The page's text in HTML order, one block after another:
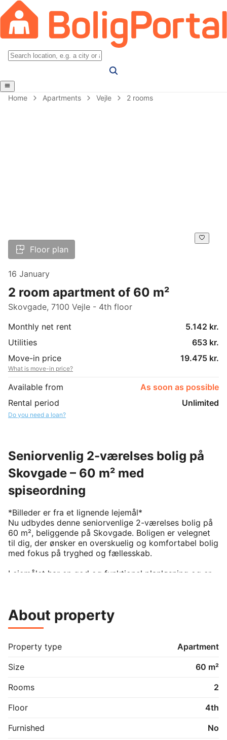
Home Apartments Vejle 2 rooms
Floor plan
16 January
2 room apartment of 60 m²
Skovgade, 7100 Vejle - 4th floor
Monthly net rent
5.142 kr.
Utilities
653 kr.
Move-in price
19.475 kr.
What is move-in price?
Available from
As soon as possible
Rental period
Unlimited
Do you need a loan?
Seniorvenlig 2-værelses bolig på
Skovgade – 60 m² med
spiseordning
*Billeder er fra et lignende lejemål*
Nu udbydes denne seniorvenlige 2-værelses bolig på
60 m², beliggende på Skovgade. Boligen er velegnet
til dig, der ønsker en overskuelig og komfortabel bolig
med fokus på tryghed og fællesskab.
Lejemålet har en god og funktionel planløsning og er
Spiseordningen koster 2.760 kr. pr. person pr. måned
7902kr uden forbrug.
✔ Seniorvenlig bolig
✔ 60 m²
✔ 2-retters frokost hver hverdag
✔ Rolig og central beliggenhed
About property
Property type
Apartment
Size
60 m²
Rooms
2
Floor
4th
Furnished
No